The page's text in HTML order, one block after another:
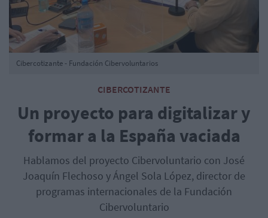
CIBERCOTIZANTE
Un proyecto para digitalizar y
formar a la España vaciada
Hablamos del proyecto Cibervoluntario con José
Joaquín Flechoso y Ángel Sola López, director de
programas internacionales de la Fundación
Cibervoluntario
Cibercotizante - Fundación Cibervoluntarios